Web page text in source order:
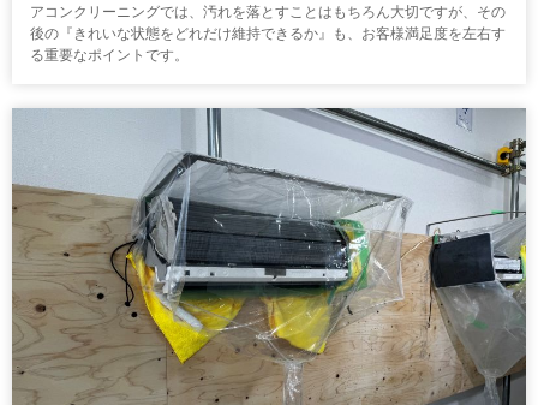
アコンクリーニングでは、汚れを落とすことはもちろん大切ですが、その
後の『きれいな状態をどれだけ維持できるか』も、お客様満足度を左右す
る重要なポイントです。